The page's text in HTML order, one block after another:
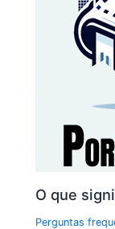
O que
Perguntas